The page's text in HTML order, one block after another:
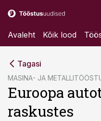
Avaleht Kõik lood
Tagasi
MASINA- JA
Euroopa
raskustes